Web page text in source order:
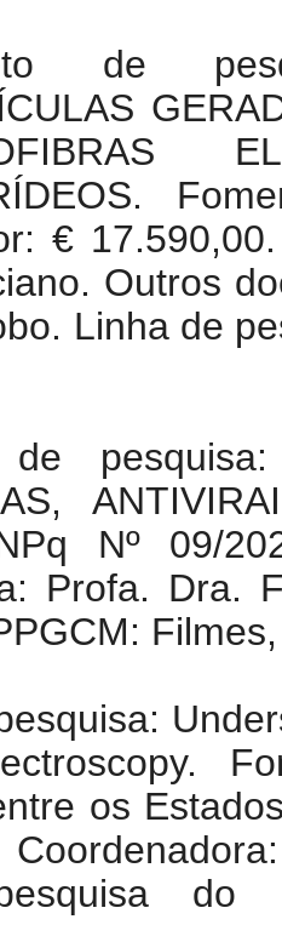
€
Outros
Linha de
pesquisa:
Nº 09/
Profa. Dra.
os
do